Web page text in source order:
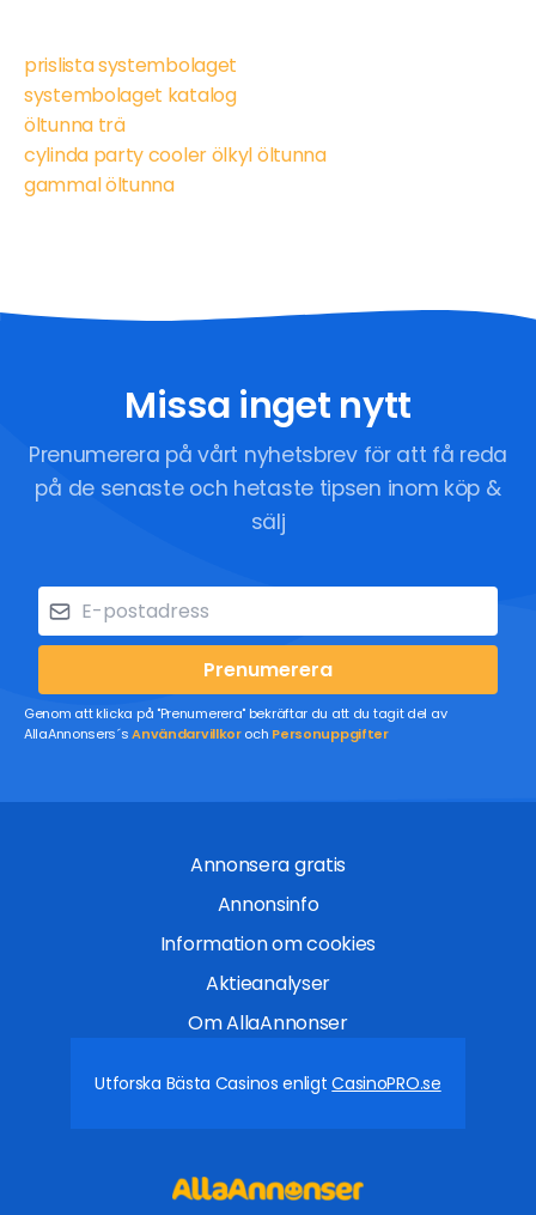
prislista systembolaget
systembolaget katalog
öltunna trä
cylinda party cooler ölkyl öltunna
gammal öltunna
Missa inget nytt
Prenumerera på vårt nyhetsbrev för att få reda
på de senaste och hetaste tipsen inom köp &
sälj
Prenumerera
Genom att klicka på "Prenumerera" bekräftar du att du tagit del av
AllaAnnonsers´sAnvändarvillkoroch Personuppgifter
Annonsera gratis
Annonsinfo
Information om cookies
Aktieanalyser
Om AllaAnnonser
Utforska Bästa Casinos enligtCasinoPRO.se